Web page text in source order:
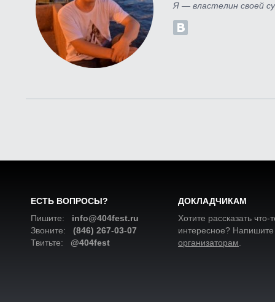
Я — властелин своей
ЕСТЬ ВОПРОСЫ?
Пишите: info@404fest.ru
Звоните: (846) 267-03-07
Твитьте: @404fest
ДОКЛАДЧИКАМ
Хотите рассказать что-
интересное?
организаторам